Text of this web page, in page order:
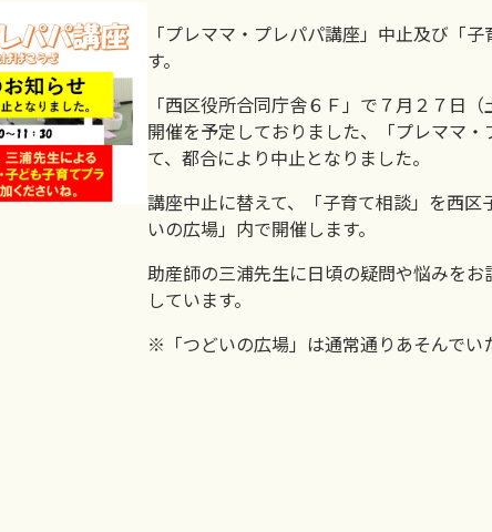
「プレママ・プレパパ講座」中止及び「
す。
「西区役所合同庁舎６Ｆ」で７月２７日
開催を予定しておりました、「プレママ
て、都合により中止となりました。
講座中止に替えて、「子育て相談」を西
いの広場」内で開催します。
助産師の三浦先生に日頃の疑問や悩みを
しています。
※「つどいの広場」は通常通りあそんでい